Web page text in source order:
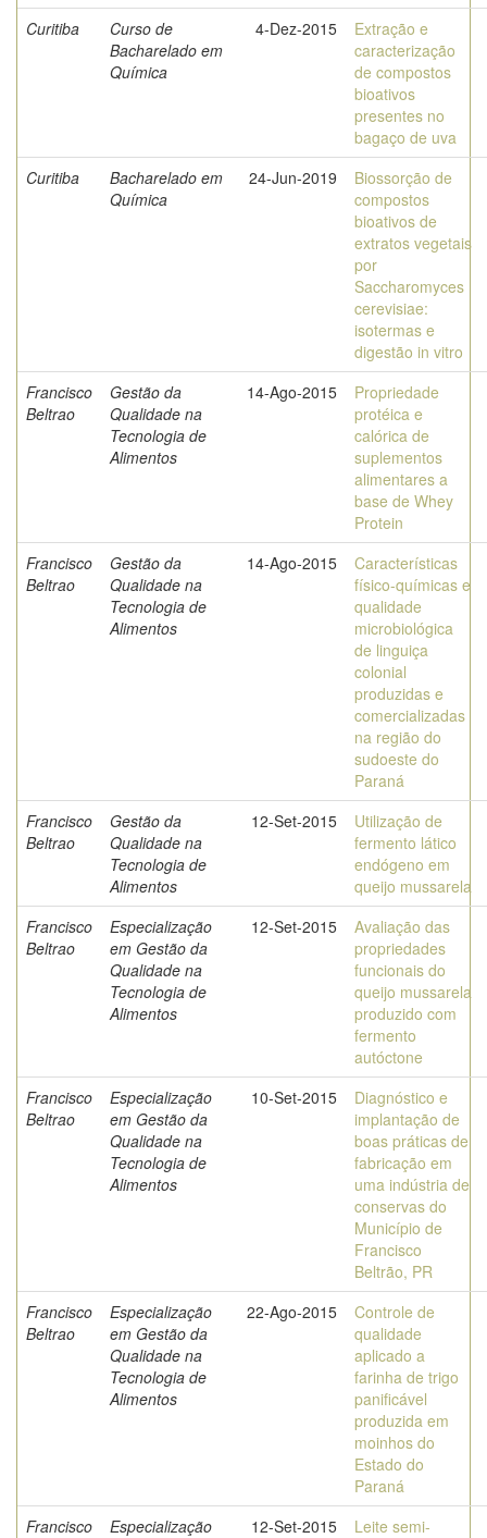
Curitiba
Curso de
Bacharelado em
Química
4-Dez-2015
Extração e
caracterização
de compostos
bioativos
presentes no
bagaço de uva
Curitiba
Bacharelado em
Química
24-Jun-2019
Biossorção de
compostos
bioativos de
extratos vegetais
por
Saccharomyces
cerevisiae:
isotermas e
digestão in vitro
Francisco
Beltrao
Gestão da
Qualidade na
Tecnologia de
Alimentos
14-Ago-2015
Propriedade
protéica e
calórica de
suplementos
alimentares a
base de Whey
Protein
Francisco
Beltrao
Gestão da
Qualidade na
Tecnologia de
Alimentos
14-Ago-2015
Características
físico-químicas e
qualidade
microbiológica
de linguiça
colonial
produzidas e
comercializadas
na região do
sudoeste do
Paraná
Francisco
Beltrao
Gestão da
Qualidade na
Tecnologia de
Alimentos
12-Set-2015
Utilização de
fermento lático
endógeno em
queijo mussarela
Francisco
Beltrao
Especialização
em Gestão da
Qualidade na
Tecnologia de
Alimentos
12-Set-2015
Avaliação das
propriedades
funcionais do
queijo mussarela
produzido com
fermento
autóctone
Francisco
Beltrao
Especialização
em Gestão da
Qualidade na
Tecnologia de
Alimentos
10-Set-2015
Diagnóstico e
implantação de
boas práticas de
fabricação em
uma indústria de
conservas do
Município de
Francisco
Beltrão, PR
Francisco
Beltrao
Especialização
em Gestão da
Qualidade na
Tecnologia de
Alimentos
22-Ago-2015
Controle de
qualidade
aplicado a
farinha de trigo
panificável
produzida em
moinhos do
Estado do
Paraná
Francisco
Especialização
12-Set-2015
Leite semi-